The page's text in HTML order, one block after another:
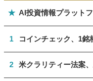
★ AI投資情報プラット
1 コインチェック、1銘
2 米クラリティー法案